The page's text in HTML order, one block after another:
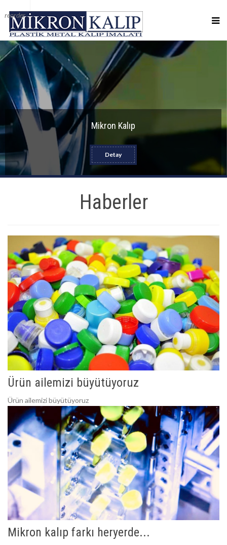
reorder
Mikron Kalıp
Detay
Haberler
Ürün ailemizi büyütüyoruz
Ürün ailemizi büyütüyoruz
Mikron kalıp farkı heryerde...